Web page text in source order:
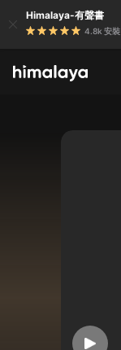
Himalaya-有聲書
4.8k 安裝